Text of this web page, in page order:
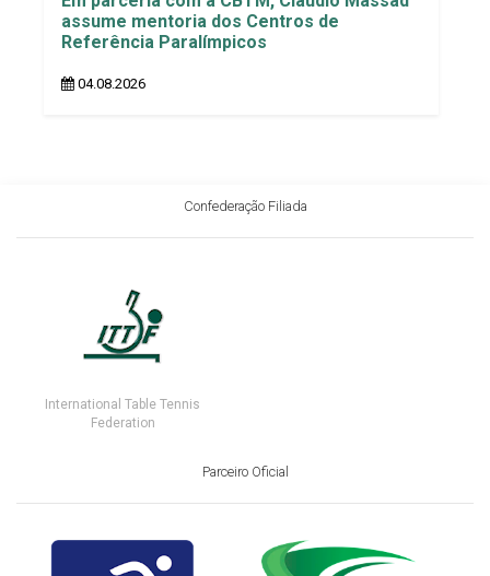
assume mentoria dos Centros de
Referência Paralímpicos
04.08.2026
Confederação Filiada
International Table Tennis
Federation
Parceiro Oficial